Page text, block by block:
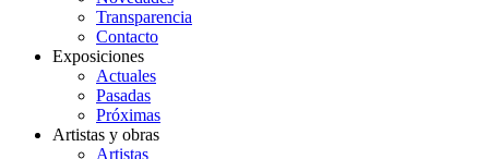
Transparencia
Contacto
Exposiciones
Actuales
Pasadas
Próximas
Artistas y obras
Artistas